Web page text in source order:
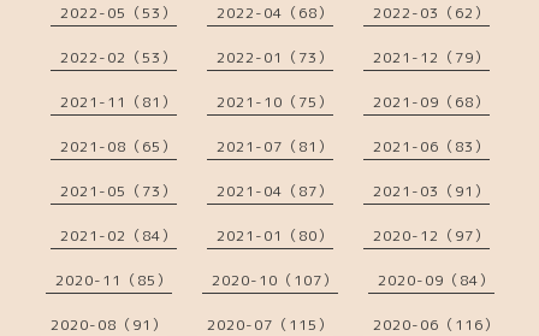
2022-05（53） 2022-04（68） 2022-03（62）
2022-02（53） 2022-01（73） 2021-12（79）
2021-11（81） 2021-10（75） 2021-09（68）
2021-08（65） 2021-07（81） 2021-06（83）
2021-05（73） 2021-04（87） 2021-03（91）
2021-02（84） 2021-01（80） 2020-12（97）
2020-11（85） 2020-10（107） 2020-09（84）
2020-08（91） 2020-07（115） 2020-06（116）